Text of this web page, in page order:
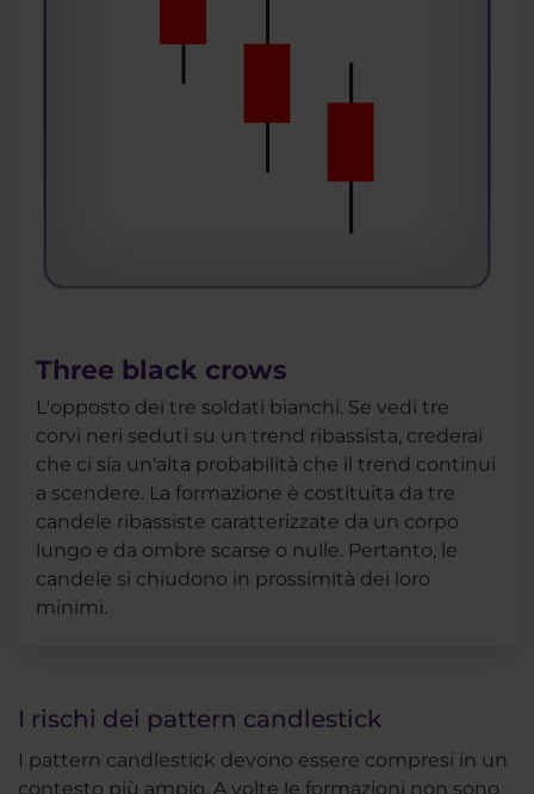
Three black crows
L'opposto dei tre soldati bianchi. Se vedi tre
corvi neri seduti su un trend ribassista, crederai
che ci sia un'alta probabilità che il trend continui
a scendere. La formazione è costituita da tre
candele ribassiste caratterizzate da un corpo
lungo e da ombre scarse o nulle. Pertanto, le
candele si chiudono in prossimità dei loro
minimi.
I rischi dei pattern candlestick
I pattern candlestick devono essere compresi in un
contesto più ampio. A volte le formazioni non sono